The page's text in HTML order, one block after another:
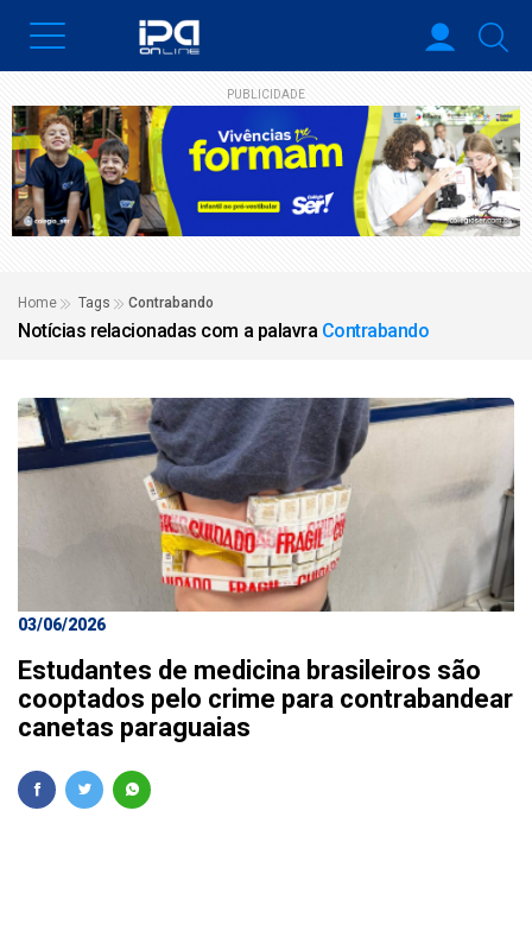
PUBLICIDADE
Home Tags Contrabando
Notícias relacionadas com a palavra Contrabando
03/06/2026
Estudantes de medicina brasileiros são
cooptados pelo crime para contrabandear
canetas paraguaias